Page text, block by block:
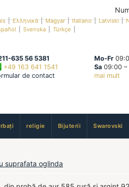
|Ελληνικά|Magyar|Italiano|Latviski|
Svenska Türkçe
635 56 5381
+49 163 641 1541
de contact
Mo-Fr
Sa09:00 –
mai mult
religie Bijuterii Swarovski
suprafata oglinda